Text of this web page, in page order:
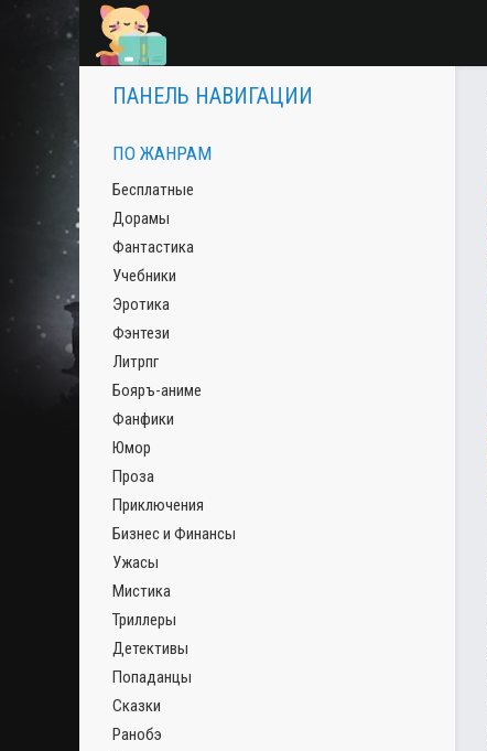
ПАНЕЛЬ НАВИГАЦИИ
ПО ЖАНРАМ
Бесплатные
Дорамы
Фантастика
Учебники
Эротика
Фэнтези
Литрпг
Бояръ-аниме
Фанфики
Юмор
Проза
Приключения
Бизнес и Финансы
Ужасы
Мистика
Триллеры
Детективы
Попаданцы
Сказки
Ранобэ